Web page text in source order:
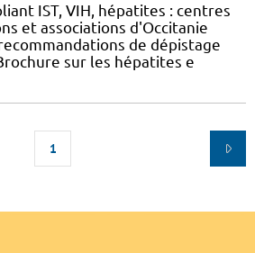
IST, VIH, hépatites : centres
et associations d'Occitanie
de dépistage
sur les hépatites e
1